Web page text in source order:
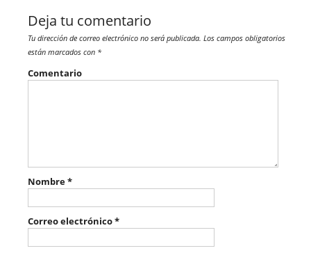
Deja tu comentario
Tu dirección de correo electrónico no será publicada. Los campos obligatorios
están marcados con *
Comentario
Nombre*
Correo electrónico*